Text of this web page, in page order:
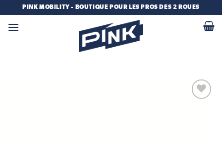
contenu
PINK MOBILITY - BOUTIQUE POUR LES PROS DES 2 ROUES